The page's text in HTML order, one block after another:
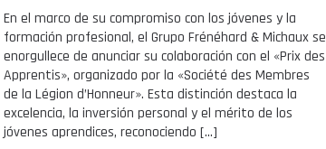
En el marco de su compromiso con los jóvenes y la
formación profesional, el Grupo Frénéhard & Michaux se
enorgullece de anunciar su colaboración con el «Prix des
Apprentis», organizado por la «Société des Membres
de la Légion d’Honneur». Esta distinción destaca la
excelencia, la inversión personal y el mérito de los
jóvenes aprendices, reconociendo […]